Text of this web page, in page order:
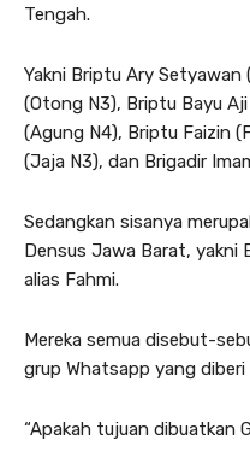
Tengah.
Yakni Briptu Ary Setyawan
(Otong N3), Briptu Bayu
(Agung N4), Briptu Faizin
(Jaja N3), dan Brigadir
Sedangkan sisanya
Densus Jawa Barat, yakni
alias Fahmi.
Mereka semua disebut-
grup Whatsapp yang diberi
“Apakah tujuan dibuatkan